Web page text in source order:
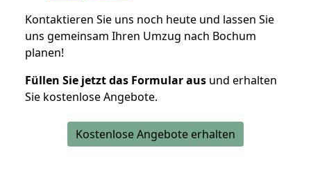
Kontaktieren Sie uns noch heute und lassen Sie
uns gemeinsam Ihren Umzug nach Bochum
planen!
Füllen Sie jetzt das Formular aus und erhalten
Sie kostenlose Angebote.
Kostenlose Angebote erhalten